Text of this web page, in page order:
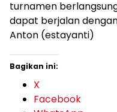
turnamen
dapat berjalan
Anton (estayanti)
Bagikan ini:
X
Facebook